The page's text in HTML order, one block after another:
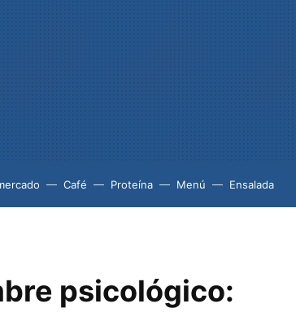
Café Proteína Menú Ensalada
psicológico: